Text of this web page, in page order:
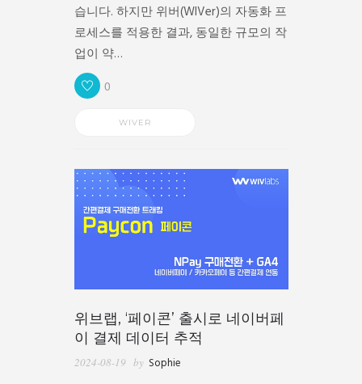
습니다. 하지만 위버(WIVer)의 자동화 프
로세스를 적용한 결과, 동일한 규모의 작
업이 약…
0
WIVER
위브랩, ‘페이콘’ 출시로 네이버페
이 결제 데이터 추적
2024-08-19 by Sophie